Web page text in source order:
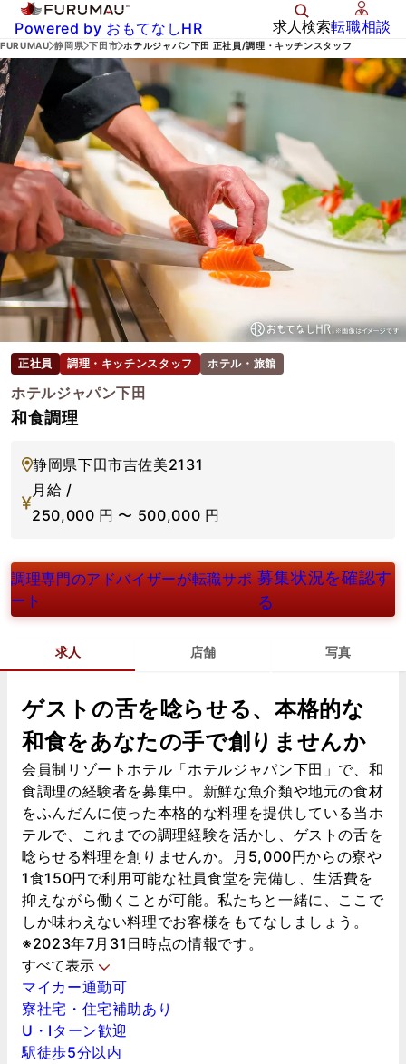
Powered by おもてなしHR 求人検索転職相談
FURUMAU 静岡県 下田市 ホテルジャパン下田 正社員/調理・キッチンスタッフ
正社員 調理・キッチンスタッフ ホテル・旅館
ホテルジャパン下田
和食調理
静岡県下田市吉佐美2131
月給 /
250,000 円 〜 500,000 円
調理専門のアドバイザーが転職サポ
ート
募集状況を確認す
る
求人 店舗 写真
ゲストの舌を唸らせる、本格的な
和食をあなたの手で創りませんか
会員制リゾートホテル「ホテルジャパン下田」で、和
食調理の経験者を募集中。新鮮な魚介類や地元の食材
をふんだんに使った本格的な料理を提供している当ホ
テルで、これまでの調理経験を活かし、ゲストの舌を
唸らせる料理を創りませんか。月5,000円からの寮や
1食150円で利用可能な社員食堂を完備し、生活費を
抑えながら働くことが可能。私たちと一緒に、ここで
しか味わえない料理でお客様をもてなしましょう。
※2023年7月31日時点の情報です。
すべて表示
マイカー通勤可
寮社宅・住宅補助あり
U・Iターン歓迎
駅徒歩5分以内